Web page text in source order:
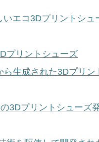
いエコ3Dプリントシュ
プリントシューズ
ら生成された3Dプリン
3Dプリントシューズ